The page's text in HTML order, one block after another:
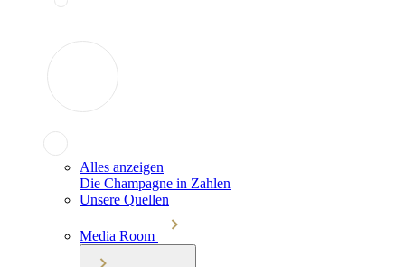
Alles anzeigen
Die Champagne in Zahlen
Unsere Quellen
Media Room